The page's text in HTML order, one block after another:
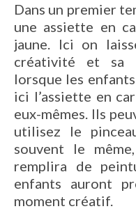
Dans un premier
une assiette en
jaune. Ici on
créativité et sa
lorsque les
ici l’assiette en
eux-mêmes. Ils
utilisez le
souvent le
remplira de
enfants auront
moment créatif.